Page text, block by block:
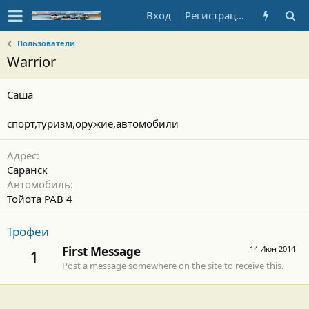
Вход Регистрация
Пользователи
Warrior
Саша
спорт,туризм,оружие,автомобили
Адрес
Саранск
Автомобиль
Тойота РАВ 4
Трофеи
1 14 Июн 2014
First Message
Post a message somewhere on the site to receive this.